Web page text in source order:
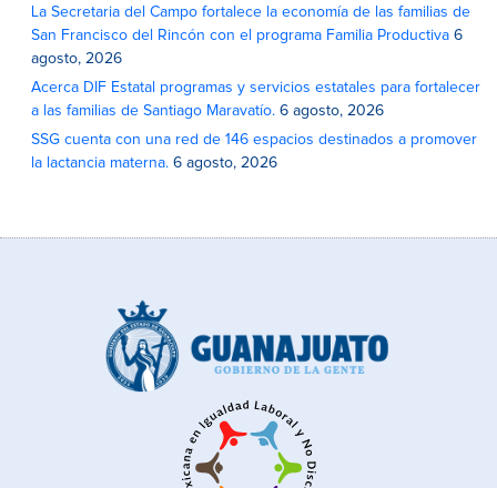
La Secretaria del Campo fortalece la economía de las familias de
San Francisco del Rincón con el programa Familia Productiva 6
agosto, 2026
Acerca DIF Estatal programas y servicios estatales para fortalecer
a las familias de Santiago Maravatío. 6 agosto, 2026
SSG cuenta con una red de 146 espacios destinados a promover
la lactancia materna. 6 agosto, 2026